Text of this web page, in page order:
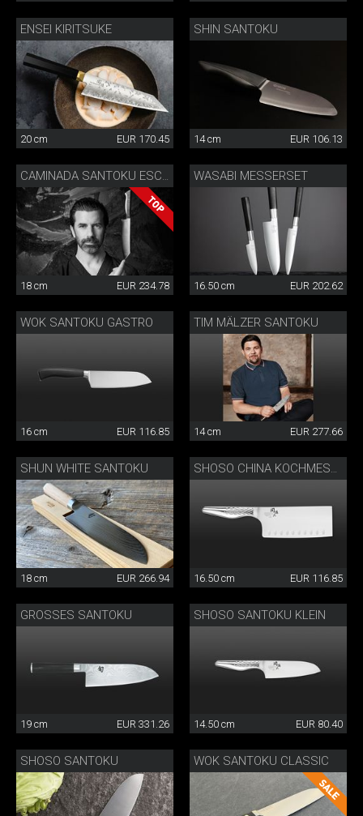
ENSEI KIRITSUKE
20 cm EUR 170.45
SHIN SANTOKU
14 cm EUR 106.13
18 cm EUR 234.78
WASABI MESSERSET
16.50 cm EUR 202.62
WOK SANTOKU GASTRO
16 cm EUR 116.85
TIM MÄLZER SANTOKU
14 cm EUR 277.66
SHUN WHITE SANTOKU
18 cm EUR 266.94
SHOSO CHINA KOCHMESSER
16.50 cm EUR 116.85
GROSSES SANTOKU
19 cm EUR 331.26
SHOSO SANTOKU KLEIN
14.50 cm EUR 80.40
SHOSO SANTOKU WOK SANTOKU CLASSIC